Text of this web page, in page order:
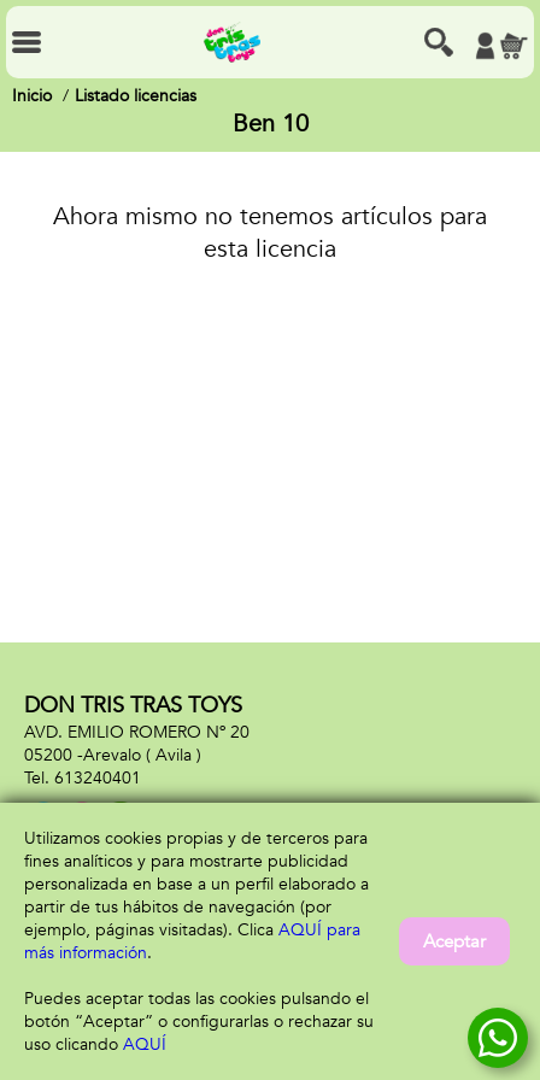
Inicio Listado licencias
Ben 10
Ahora mismo no tenemos artículos para
esta licencia
DON TRIS TRAS TOYS
AVD. EMILIO ROMERO Nº 20
05200 -Arevalo ( Avila )
613240401
Información
Aviso legal
Política de privacidad
Política de cookies
Atención al cliente
Envío y devolución
Utilizamos cookies propias y de terceros para
fines analíticos y para mostrarte publicidad
personalizada en base a un perfil elaborado a
partir de tus hábitos de navegación (por
ejemplo, páginas visitadas). Clica AQUÍ para
más información.
Puedes aceptar todas las cookies pulsando el
botón “Aceptar” o configurarlas o rechazar su
uso clicando AQUÍ
Aceptar